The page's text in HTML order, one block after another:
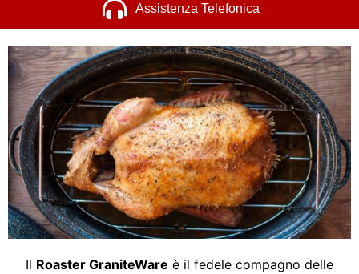
Assistenza Telefonica
Il Roaster GraniteWare è il fedele compagno delle